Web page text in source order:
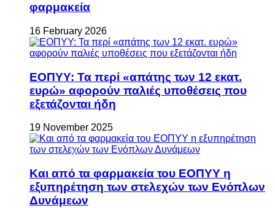
φαρμακεία
16 February 2026
ΕΟΠΥΥ: Τα περί «απάτης των 12 εκατ.
ευρώ» αφορούν παλιές υποθέσεις που
εξετάζονται ήδη
19 November 2025
Και από τα φαρμακεία του ΕΟΠΥΥ η
εξυπηρέτηση των στελεχών των Ενόπλων
Δυνάμεων